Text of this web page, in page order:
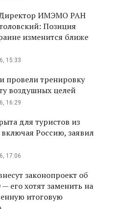
Директор ИМЭМО РАН
Позиция
изменится ближе
15:33
провели тренировку
воздушных целей
16:29
для туристов из
включая Россию, заявил
17:06
законопроект об
его хотят заменить на
итоговую